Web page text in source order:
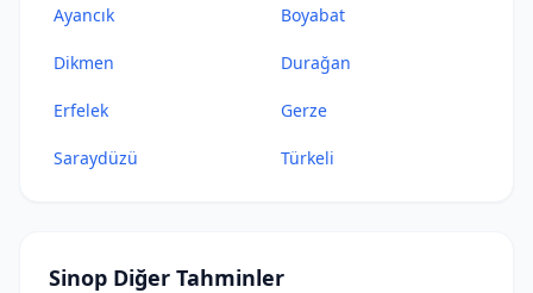
Ayancık Boyabat
Dikmen Durağan
Erfelek Gerze
Saraydüzü Türkeli
Sinop Diğer Tahminler